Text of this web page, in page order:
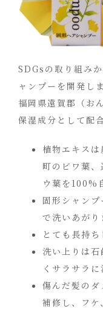
SDGsの取り組み
ャンプーを開発し
福岡県遠賀郡（お
保湿成分として配
植物エキス
町のビワ葉
ウ葉を100%
固形シャン
で洗いあがり
とても長持ち
洗い上りは
くサラサラに
傷んだ髪の
補修し、フケ